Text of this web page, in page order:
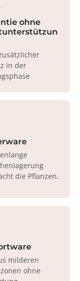
ohne
in der
die Pflanzen.
milderen
ohne